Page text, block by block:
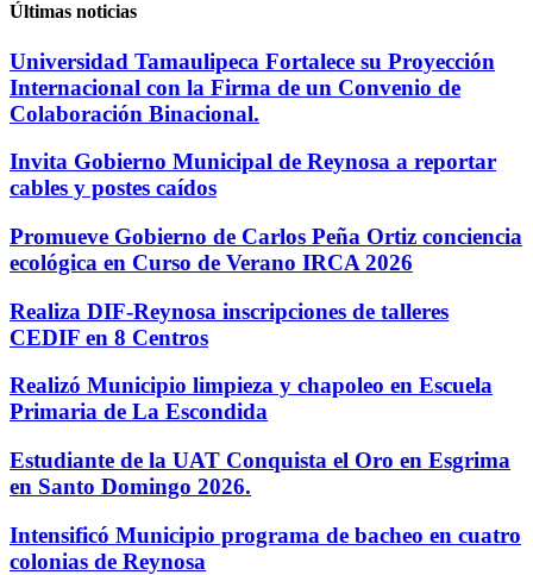
Últimas noticias
Universidad Tamaulipeca Fortalece su Proyección
Internacional con la Firma de un Convenio de
Colaboración Binacional.
Invita Gobierno Municipal de Reynosa a reportar
cables y postes caídos
Promueve Gobierno de Carlos Peña Ortiz conciencia
ecológica en Curso de Verano IRCA 2026
Realiza DIF-Reynosa inscripciones de talleres
CEDIF en 8 Centros
Realizó Municipio limpieza y chapoleo en Escuela
Primaria de La Escondida
Estudiante de la UAT Conquista el Oro en Esgrima
en Santo Domingo 2026.
Intensificó Municipio programa de bacheo en cuatro
colonias de Reynosa